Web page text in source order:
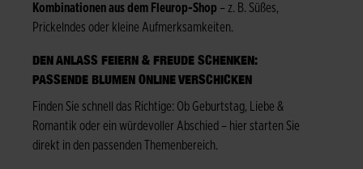
Kombinationen aus dem Fleurop-Shop – z. B. Süßes,
Prickelndes oder kleine Aufmerksamkeiten.
DEN ANLASS FEIERN & FREUDE SCHENKEN:
PASSENDE BLUMEN ONLINE VERSCHICKEN
Finden Sie schnell das Richtige: Ob Geburtstag, Liebe &
Romantik oder ein würdevoller Abschied – hier starten Sie
direkt in den passenden Themenbereich.